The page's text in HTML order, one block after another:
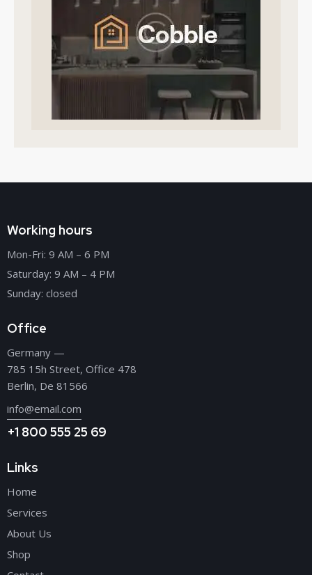
Working hours
Mon-Fri: 9 AM – 6 PM
Saturday: 9 AM – 4 PM
Sunday: closed
Office
Germany —
785 15h Street, Office 478
Berlin, De 81566
info@email.com
+1 800 555 25 69
Links
Home
Services
About Us
Shop